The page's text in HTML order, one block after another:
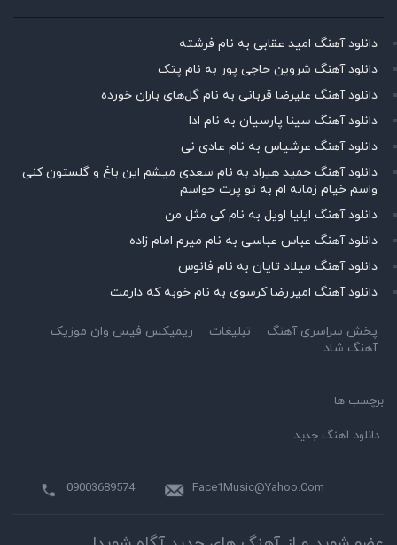
دانلود آهنگ امید عقابی به نام فرشته
دانلود آهنگ شروین حاجی پور به نام پتک
دانلود آهنگ علیرضا قربانی به نام گل‌های باران خورده
دانلود آهنگ سینا پارسیان به نام ادا
دانلود آهنگ عرشیاس به نام عادی نی
دانلود آهنگ حمید هیراد به نام سعدی میشم این باغ و گلستون کنی
واسم خیام زمانه ام به تو پرت حواسم
دانلود آهنگ ایلیا اویل به نام کی مثل من
دانلود آهنگ عباس عباسی به نام میرم امام زاده
دانلود آهنگ میلاد تایان به نام فانوس
دانلود آهنگ امیررضا کرسوی به نام خوبه که دارمت
پخش سراسری آهنگ تبلیغات
ریمیکس فیس وان موزیک
آهنگ شاد
برچسب ها
دانلود آهنگ جدید
Face1Music@Yahoo.Com
09003689574